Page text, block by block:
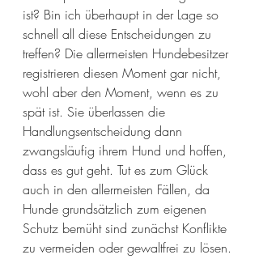
ist? Bin ich überhaupt in der Lage so
schnell all diese Entscheidungen zu
treffen? Die allermeisten Hundebesitzer
registrieren diesen Moment gar nicht,
wohl aber den Moment, wenn es zu
spät ist. Sie überlassen die
Handlungsentscheidung dann
zwangsläufig ihrem Hund und hoffen,
dass es gut geht. Tut es zum Glück
auch in den allermeisten Fällen, da
Hunde grundsätzlich zum eigenen
Schutz bemüht sind zunächst Konflikte
zu vermeiden oder gewaltfrei zu lösen.